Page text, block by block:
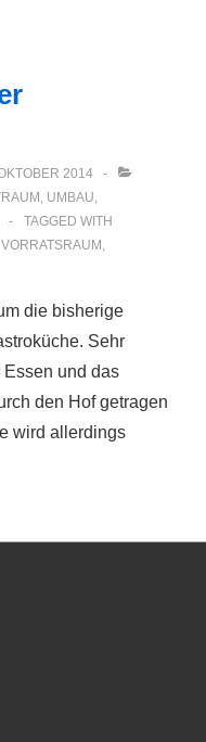
2014
, UMBAU,
TAGGED WITH
VORRATSRAUM ,
die bisherige
Sehr
Essen und das
den Hof getragen
wird allerdings